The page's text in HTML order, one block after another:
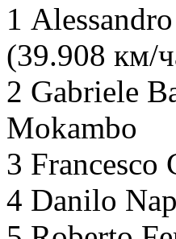
1
(39.908 км/
2 Gabriele
Mokambo
3
4 Danilo